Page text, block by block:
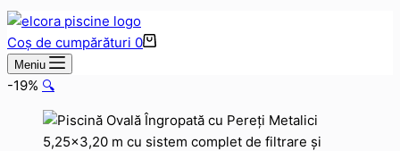
Coș de cumpărături 0
Meniu
-19% 🔍